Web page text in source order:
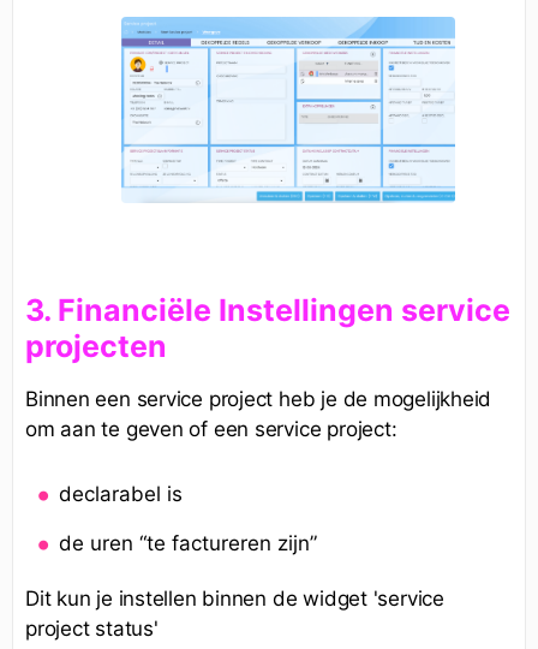
3. Financiële Instellingen service
projecten
Binnen een service project heb je de mogelijkheid
om aan te geven of een service project:
declarabel is
de uren “te factureren zijn”
Dit kun je instellen binnen de widget 'service
project status'